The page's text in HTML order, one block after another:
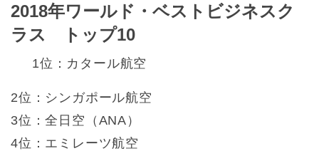
2018年ワールド・ベストビジネスク
ラス トップ10
1位：カタール航空
2位：シンガポール航空
3位：全日空（ANA）
4位：エミレーツ航空